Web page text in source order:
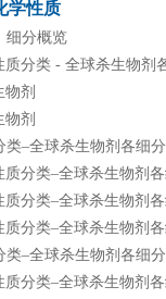
学性质
，细分概览
化学性质分类 - 全球杀生
生物剂
生物剂
分类–全球杀生物剂各细
化学性质分类–全球杀生物
化学性质分类–全球杀生物
化学性质分类–全球杀生物
分类–全球杀生物剂各细
化学性质分类–全球杀生物